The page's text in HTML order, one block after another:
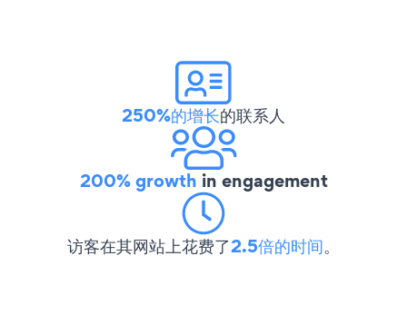
250%的增长的联系人
200% growth in engagement
访客在其网站上花费了2.5倍的时间。